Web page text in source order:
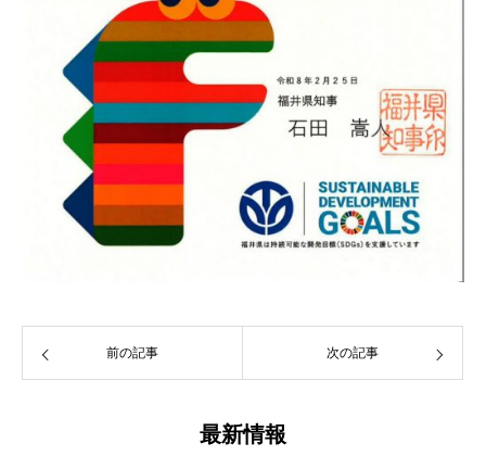
前の記事 次の記事
最新情報